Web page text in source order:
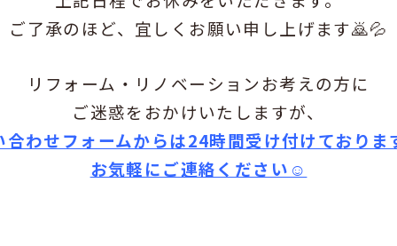
ご了承のほど、宜しくお願い申し上げます🙇💦
リフォーム・リノベーションお考えの方に
ご迷惑をおかけいたしますが、
合わせフォームからは24時間受け付けておりま
お気軽にご連絡ください☺